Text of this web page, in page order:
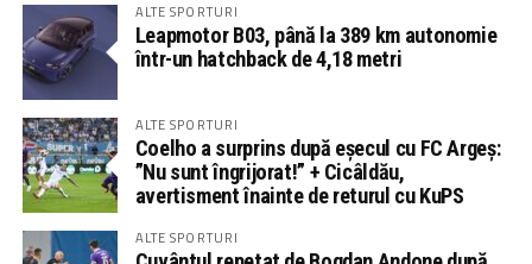
ALTE SPORTURI
Leapmotor B03, până la 389 km autonomie
într-un hatchback de 4,18 metri
ALTE SPORTURI
Coelho a surprins după eșecul cu FC Argeș:
”Nu sunt îngrijorat!” + Cicâldău,
avertisment înainte de returul cu KuPS
ALTE SPORTURI